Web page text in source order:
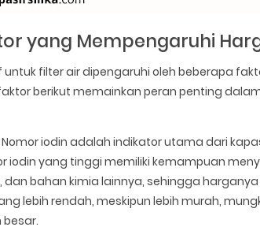
yang Mempengaruhi
untuk filter air dipengaruhi oleh beberapa
berikut memainkan peran penting
Nomor iodin adalah indikator utama dari
iodin yang tinggi memiliki kemampuan
dan bahan kimia lainnya, sehingga
lebih rendah, meskipun lebih murah,